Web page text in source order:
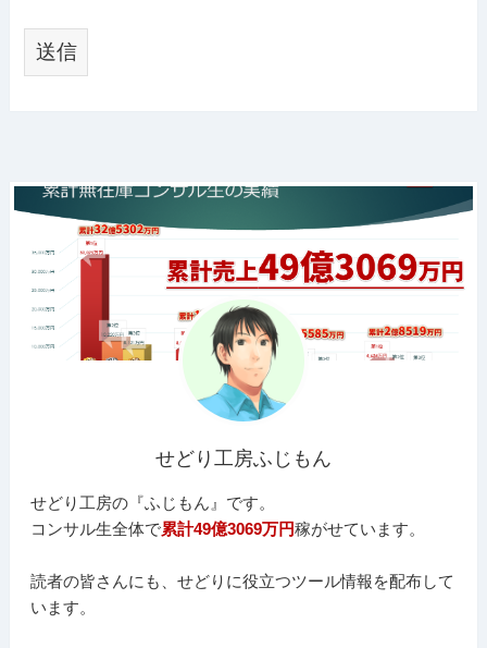
せどり工房ふじもん
せどり工房の『ふじもん』です。
コンサル生全体で累計49億3069万円稼がせています。
読者の皆さんにも、せどりに役立つツール情報を配布して
います。